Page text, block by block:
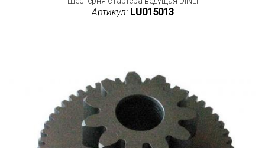
Артикул: LU015013